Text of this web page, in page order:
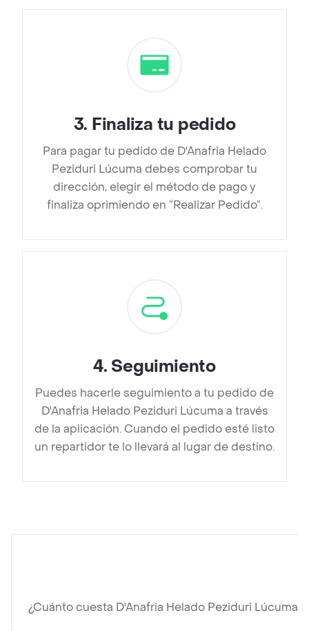
3. Finaliza tu pedido
Para pagar tu pedido de D'Anafria Helado
Peziduri Lúcuma debes comprobar tu
dirección, elegir el método de pago y
finaliza oprimiendo en “Realizar Pedido”.
4. Seguimiento
Puedes hacerle seguimiento a tu pedido de
D'Anafria Helado Peziduri Lúcuma a través
de la aplicación. Cuando el pedido esté listo
un repartidor te lo llevará al lugar de destino.
¿Cuánto cuesta D'Anafria Helado Peziduri Lúcuma?